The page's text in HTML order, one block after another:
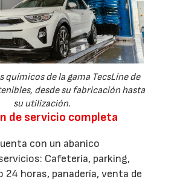
químicos de la gama TecsLine de
desde su fabricación hasta
su utilización.
de servicio completa
con un abanico
Cafetería, parking,
24 horas, panadería, venta de